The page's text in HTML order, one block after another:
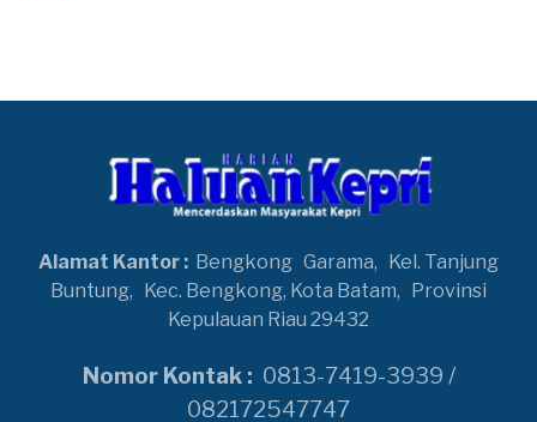
Alamat Kantor : Bengkong Garama,
Kel. Tanjung
Buntung,
Kec. Bengkong, Kota Batam,
Provinsi
Kepulauan Riau 29432
Nomor Kontak : 0813-7419-3939 /
082172547747